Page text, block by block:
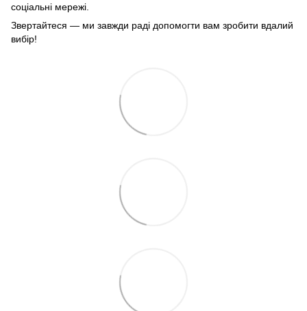
соціальні мережі.
Звертайтеся — ми завжди раді допомогти вам зробити вдалий
вибір!